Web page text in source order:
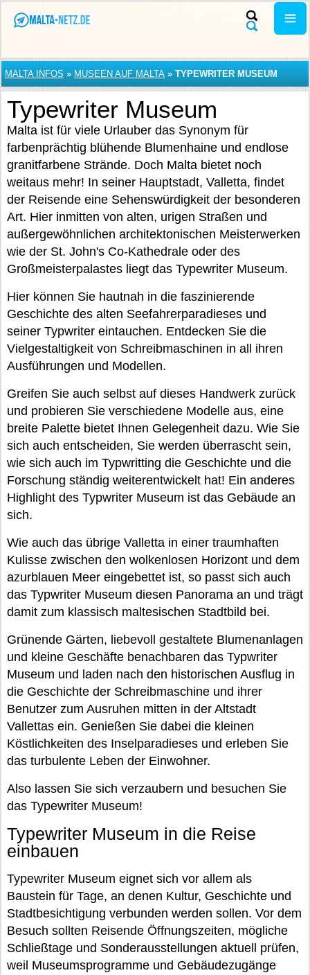
MALTA INFOS » MUSEEN AUF MALTA » TYPEWRITER MUSEUM
Typewriter Museum
Malta ist für viele Urlauber das Synonym für
farbenprächtig blühende Blumenhaine und endlose
granitfarbene Strände. Doch Malta bietet noch
weitaus mehr! In seiner Hauptstadt, Valletta, findet
der Reisende eine Sehenswürdigkeit der besonderen
Art. Hier inmitten von alten, urigen Straßen und
außergewöhnlichen architektonischen Meisterwerken
wie der St. John's Co-Kathedrale oder des
Großmeisterpalastes liegt das Typewriter Museum.
Hier können Sie hautnah in die faszinierende
Geschichte des alten Seefahrerparadieses und
seiner Typwriter eintauchen. Entdecken Sie die
Vielgestaltigkeit von Schreibmaschinen in all ihren
Ausführungen und Modellen.
Greifen Sie auch selbst auf dieses Handwerk zurück
und probieren Sie verschiedene Modelle aus, eine
breite Palette bietet Ihnen Gelegenheit dazu. Wie Sie
sich auch entscheiden, Sie werden überrascht sein,
wie sich auch im Typwritting die Geschichte und die
Forschung ständig weiterentwickelt hat! Ein anderes
Highlight des Typwriter Museum ist das Gebäude an
sich.
Wie auch das übrige Valletta in einer traumhaften
Kulisse zwischen den wolkenlosen Horizont und dem
azurblauen Meer eingebettet ist, so passt sich auch
das Typwriter Museum diesen Panorama an und trägt
damit zum klassisch maltesischen Stadtbild bei.
Grünende Gärten, liebevoll gestaltete Blumenanlagen
und kleine Geschäfte benachbaren das Typwriter
Museum und laden nach den historischen Ausflug in
die Geschichte der Schreibmaschine und ihrer
Benutzer zum Ausruhen mitten in der Altstadt
Vallettas ein. Genießen Sie dabei die kleinen
Köstlichkeiten des Inselparadieses und erleben Sie
das turbulente Leben der Einwohner.
Also lassen Sie sich verzaubern und besuchen Sie
das Typewriter Museum!
Typewriter Museum in die Reise
einbauen
Typewriter Museum eignet sich vor allem als
Baustein für Tage, an denen Kultur, Geschichte und
Stadtbesichtigung verbunden werden sollen. Vor dem
Besuch sollten Reisende Öffnungszeiten, mögliche
Schließtage und Sonderausstellungen aktuell prüfen,
weil Museumsprogramme und Gebäudezugänge